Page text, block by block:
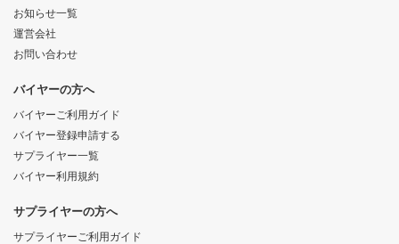
お知らせ一覧
運営会社
お問い合わせ
バイヤーの方へ
バイヤーご利用ガイド
バイヤー登録申請する
サプライヤー一覧
バイヤー利用規約
サプライヤーの方へ
サプライヤーご利用ガイド